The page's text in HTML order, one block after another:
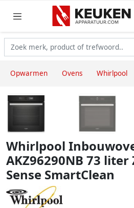
Opwarmen Ovens Whirlpool
Whirlpool
AKZ96290NB 73
Sense SmartClean